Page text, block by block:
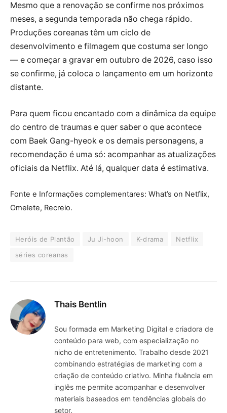
Mesmo que a renovação se confirme nos próximos
meses, a segunda temporada não chega rápido.
Produções coreanas têm um ciclo de
desenvolvimento e filmagem que costuma ser longo
— e começar a gravar em outubro de 2026, caso isso
se confirme, já coloca o lançamento em um horizonte
distante.
Para quem ficou encantado com a dinâmica da equipe
do centro de traumas e quer saber o que acontece
com Baek Gang-hyeok e os demais personagens, a
recomendação é uma só: acompanhar as atualizações
oficiais da Netflix. Até lá, qualquer data é estimativa.
Fonte e Informações complementares: What’s on Netflix,
Omelete, Recreio.
Heróis de Plantão Ju Ji-hoon K-drama
Netflix
séries coreanas
Thais Bentlin
Sou formada em Marketing Digital e criadora de
conteúdo para web, com especialização no
nicho de entretenimento. Trabalho desde 2021
combinando estratégias de marketing com a
criação de conteúdo criativo. Minha fluência em
inglês me permite acompanhar e desenvolver
materiais baseados em tendências globais do
setor.